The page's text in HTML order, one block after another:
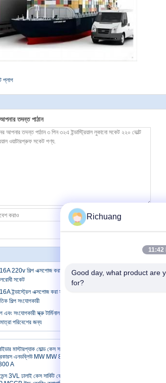
প্লাগ
তদন্ত পাঠান
যোগাযোগ
220v শিল্প এক্সপোজ করা সকেট 3 পিন 16A 32A 63A
সকেট
ইন্ডাস্ট্রেল এক্সপোজ করা সকেট 3 আউটলেট CEE/IEC
শিল্প সংযোগকারী
এবং সংযোগকারী স্ক্রু টার্মিনাল ধাতু নির্মাণ -40 °C থেকে 125
পরিবেশের জন্য
মাস্টারপ্যাক মোল্ড কেস সার্কিট
এনডব্লিউ MW MW 800
A
3VL ঢালাই কেস সার্কিট ব্রেকার 3P
Richuang
11:42
Good day, what product are
for?